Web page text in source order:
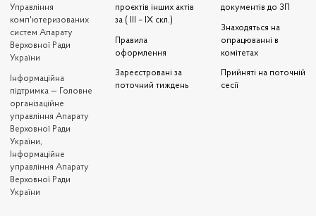
Управління
комп'ютеризованих
систем Апарату
Верховної Ради
України
Iнформаційна
підтримка — Головне
організаційне
управління Апарату
Верховної Ради
України,
Інформаційне
управління Апарату
Верховної Ради
України
проєктів інших актів
за ( III – IX скл.)
Правила
оформлення
Зареєстровані за
поточний тиждень
документів до ЗП
Знаходяться на
опрацюванні в
комітетах
Прийняті на поточній
сесії